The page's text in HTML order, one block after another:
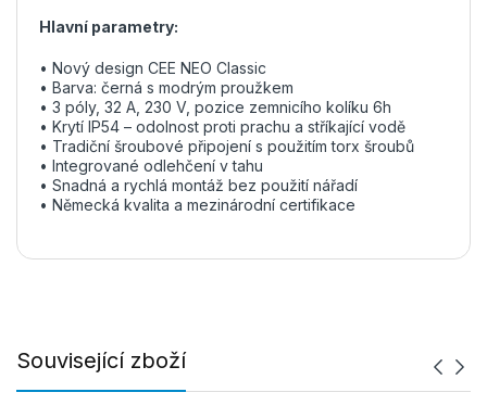
Hlavní parametry:
• Nový design CEE NEO Classic
• Barva: černá s modrým proužkem
• 3 póly, 32 A, 230 V, pozice zemnicího kolíku 6h
• Krytí IP54 – odolnost proti prachu a stříkající vodě
• Tradiční šroubové připojení s použitím torx šroubů
• Integrované odlehčení v tahu
• Snadná a rychlá montáž bez použití nářadí
• Německá kvalita a mezinárodní certifikace
Související zboží